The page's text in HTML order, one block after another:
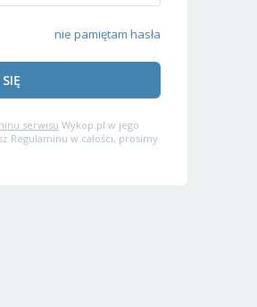
nie pamiętam hasła
serwisu Wykop.pl w jego
Regulaminu w całości, prosimy